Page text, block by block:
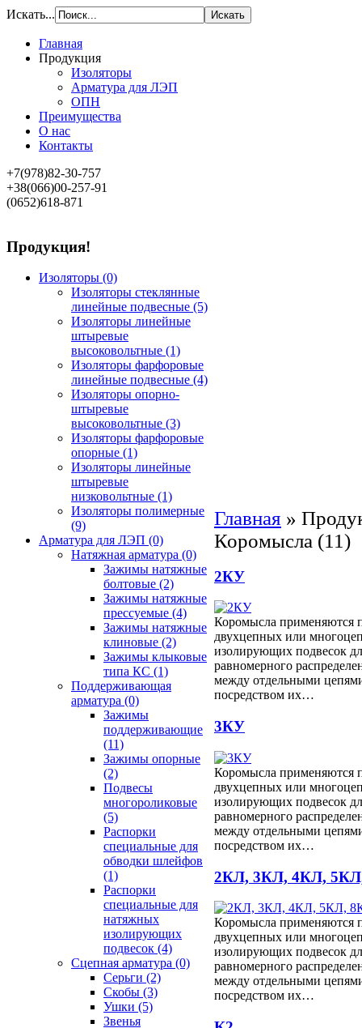
Искать...
Главная
Продукция
Изоляторы
Арматура для ЛЭП
ОПН
Преимущества
О нас
Контакты
+7(978)82-30-757
+38(066)00-257-91
(0652)618-871
Продукция!
Изоляторы (0)
Изоляторы стеклянные
линейные подвесные (5)
Изоляторы линейные
штыревые
высоковольтные (1)
Изоляторы фарфоровые
линейные подвесные (4)
Изоляторы опорно-
штыревые
высоковольтные (3)
Изоляторы фарфоровые
опорные (1)
Изоляторы линейные
штыревые
низковольтные (1)
Изоляторы полимерные
(9)
Арматура для ЛЭП (0)
Натяжная арматура (0)
Зажимы натяжные
болтовые (2)
Зажимы натяжные
прессуемые (4)
Зажимы натяжные
клиновые (2)
Зажимы клыковые
типа КС (1)
Поддерживающая
арматура (0)
Зажимы
поддерживающие
(11)
Зажимы опорные
(2)
Подвесы
многороликовые
(5)
Распорки
специальные для
обводки шлейфов
(1)
Распорки
специальные для
натяжных
изолирующих
подвесок (4)
Сцепная арматура (0)
Серьги (2)
Скобы (3)
Ушки (5)
Звенья
Главная »
Коромысла (11)
2КУ
Коромысла применяются
двухцепных или
изолирующих подвесок
равномерного
между отдельными
посредством их…
3КУ
Коромысла применяются
двухцепных или
изолирующих подвесок
равномерного
между отдельными
посредством их…
2КЛ, 3КЛ, 4КЛ,
Коромысла применяются
двухцепных или
изолирующих подвесок
равномерного
между отдельными
посредством их…